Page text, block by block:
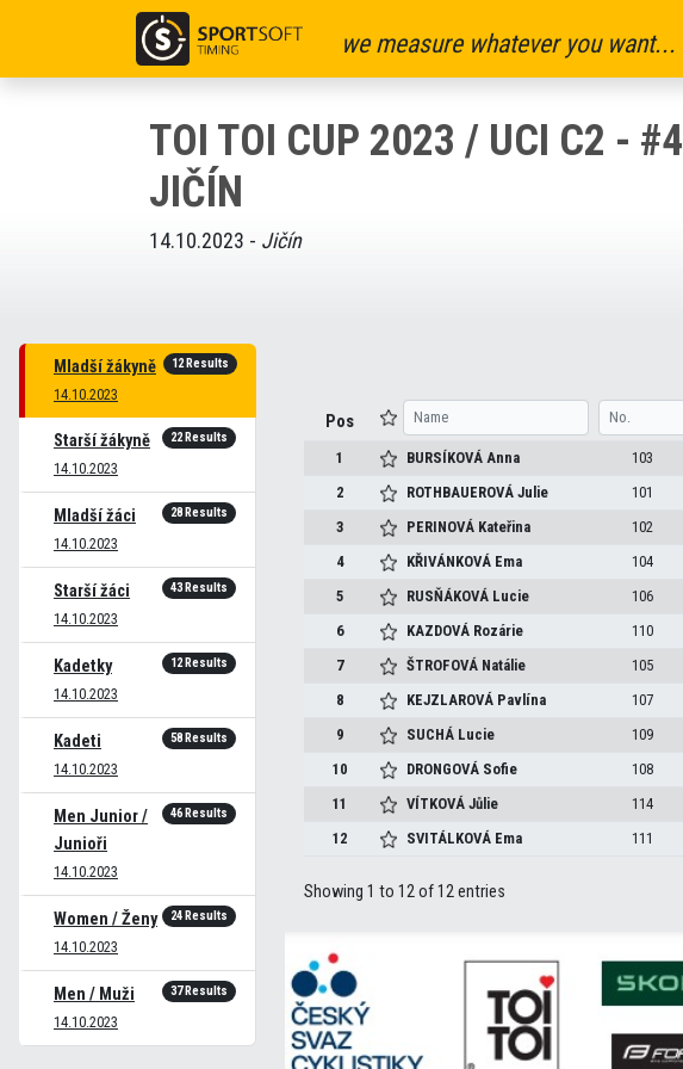
we measure whatever you want...
TOI TOI CUP 2023 / UCI C2 - #4
JIČÍN
14.10.2023 - Jičín
Mladší žákyně
14.10.2023
12 Results
Starší žákyně
14.10.2023
22 Results
Mladší žáci
14.10.2023
28 Results
Starší žáci
14.10.2023
43 Results
Kadetky
14.10.2023
12 Results
Kadeti
14.10.2023
58 Results
Men Junior /
Junioři
14.10.2023
46 Results
Women / Ženy
14.10.2023
24 Results
Men / Muži
14.10.2023
37 Results
Pos
1 BURSÍKOVÁAnna 103
2
ROTHBAUEROVÁJulie 101
3
PERINOVÁ Kateřina 102
4
KŘIVÁNKOVÁ Ema 104
5
RUSŇÁKOVÁ Lucie 106
6
KAZDOVÁ Rozárie 110
7
ŠTROFOVÁ Natálie 105
8
KEJZLAROVÁ Pavlína 107
9
SUCHÁ Lucie 109
10
DRONGOVÁ Sofie 108
11
VÍTKOVÁJůlie 114
12
SVITÁLKOVÁ Ema 111
Showing 1 to 12 of 12 entries